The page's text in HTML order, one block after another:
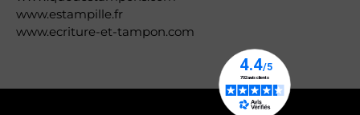
www.estampille.fr
www.ecriture-et-tampon.com